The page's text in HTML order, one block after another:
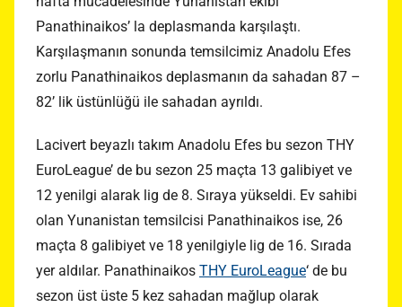
Panathinaikos’ la deplasmanda karşılaştı.
Karşılaşmanın sonunda temsilcimiz Anadolu Efes
zorlu Panathinaikos deplasmanın da sahadan 87 –
82’ lik üstünlüğü ile sahadan ayrıldı.
Lacivert beyazlı takım Anadolu Efes bu sezon THY
EuroLeague’ de bu sezon 25 maçta 13 galibiyet ve
12 yenilgi alarak lig de 8. Sıraya yükseldi. Ev sahibi
olan Yunanistan temsilcisi Panathinaikos ise, 26
maçta 8 galibiyet ve 18 yenilgiyle lig de 16. Sırada
yer aldılar. Panathinaikos THY EuroLeague‘ de bu
sezon üst üste 5 kez sahadan mağlup olarak